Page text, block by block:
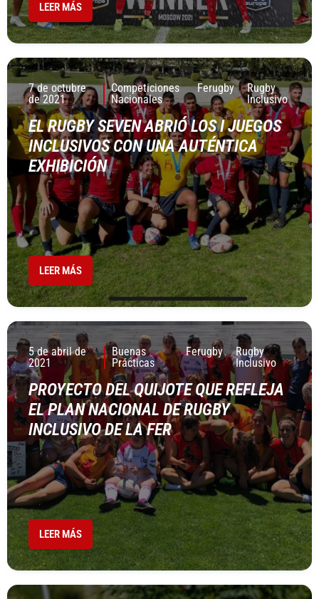
LEER MÁS
7 de octubre
de 2021
Competiciones
Nacionales
Ferugby
Rugby
Inclusivo
EL RUGBY SEVEN ABRIÓ LOS I JUEGOS
INCLUSIVOS CON UNA AUTÉNTICA
EXHIBICIÓN
LEER MÁS
5 de abril de
2021
Buenas
Prácticas
Ferugby
Rugby
Inclusivo
PROYECTO DEL QUIJOTE QUE REFLEJA
EL PLAN NACIONAL DE RUGBY
INCLUSIVO DE LA FER
LEER MÁS